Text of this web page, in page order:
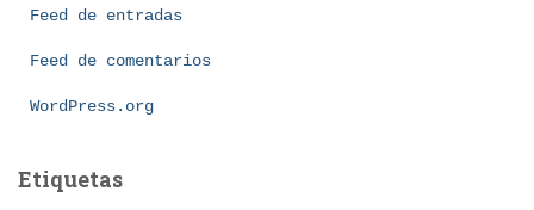
Feed de entradas
Feed de comentarios
WordPress.org
Etiquetas